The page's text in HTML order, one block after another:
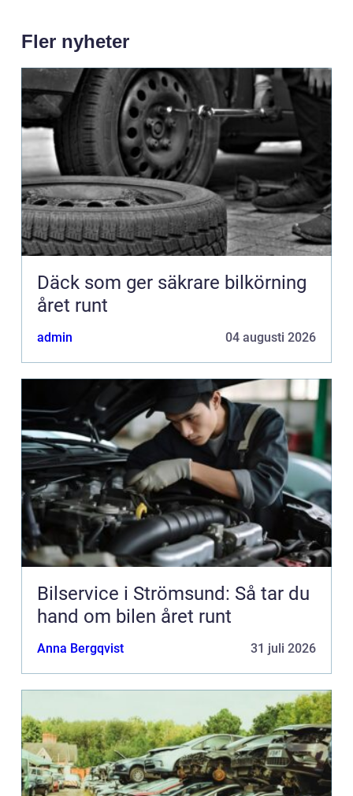
Fler nyheter
Däck som ger säkrare bilkörning
året runt
admin 04 augusti 2026
Bilservice i Strömsund: Så tar du
hand om bilen året runt
Anna Bergqvist 31 juli 2026